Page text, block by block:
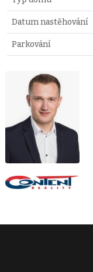
Datum nastěhování
Parkování